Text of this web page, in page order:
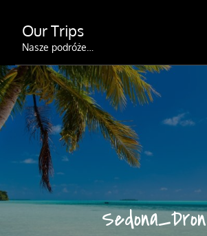
content
Our Trips
Nasze podróże…
Sedona_Dron